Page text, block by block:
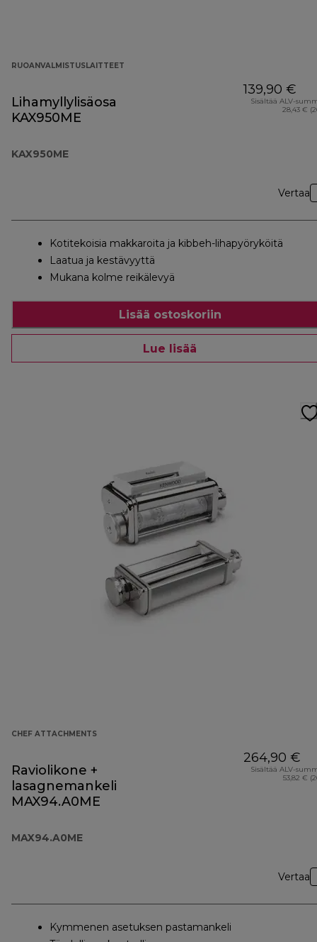
RUOANVALMISTUSLAITTEET
Lihamyllylisäosa
KAX950ME
KAX950ME
139,90 €
Sisältää ALV-
28,43 €
Vertaa
Kotitekoisia makkaroita ja kibbeh-lihapyöryköitä
Laatua ja kestävyyttä
Mukana kolme reikälevyä
Lisää ostoskoriin
Lue lisää
CHEF ATTACHMENTS
Raviolikone +
lasagnemankeli
MAX94.A0ME
MAX94.A0ME
264,90 €
Sisältää ALV-
53,82 €
Vertaa
Kymmenen asetuksen pastamankeli